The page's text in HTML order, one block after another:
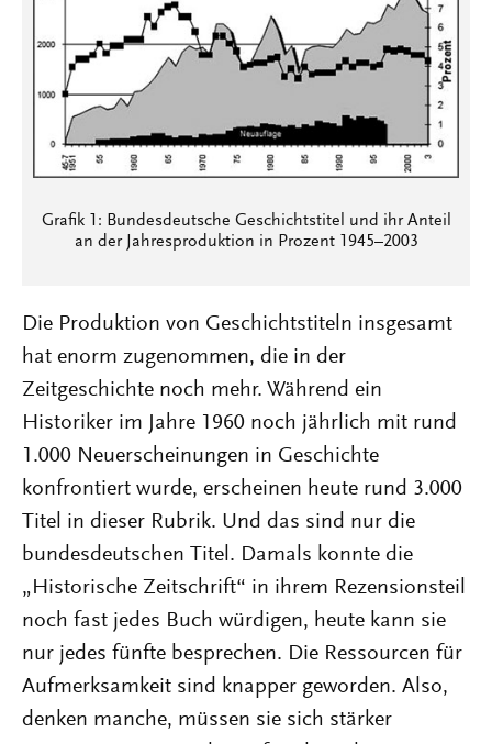
Grafik 1: Bundesdeutsche Geschichtstitel und ihr Anteil
an der Jahresproduktion in Prozent 1945–2003
Die Produktion von Geschichtstiteln insgesamt
hat enorm zugenommen, die in der
Zeitgeschichte noch mehr. Während ein
Historiker im Jahre 1960 noch jährlich mit rund
1.000 Neuerscheinungen in Geschichte
konfrontiert wurde, erscheinen heute rund 3.000
Titel in dieser Rubrik. Und das sind nur die
bundesdeutschen Titel. Damals konnte die
„Historische Zeitschrift“ in ihrem Rezensionsteil
noch fast jedes Buch würdigen, heute kann sie
nur jedes fünfte besprechen. Die Ressourcen für
Aufmerksamkeit sind knapper geworden. Also,
denken manche, müssen sie sich stärker